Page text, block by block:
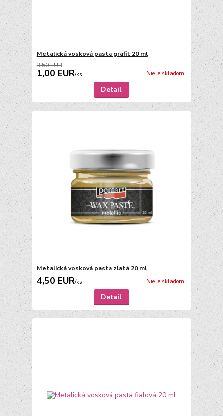
Metalická vosková pasta grafit 20 ml
3,50 EUR
1,00 EUR/ks Nie je skladom
Detail
Metalická vosková pasta zlatá 20 ml
4,50 EUR/ks Nie je skladom
Detail